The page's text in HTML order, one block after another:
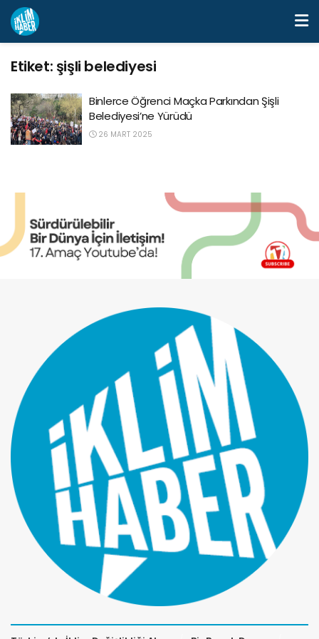
Etiket: şişli belediyesi
Binlerce Öğrenci Maçka Parkından Şişli
Belediyesi’ne Yürüdü
26 MART 2025